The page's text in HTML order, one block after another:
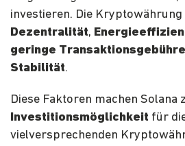
investieren. Die Kryptowährung
Dezentralität,
geringe
Stabilität.
Diese Faktoren machen Solana
Investitionsmöglichkeit für
vielversprechenden